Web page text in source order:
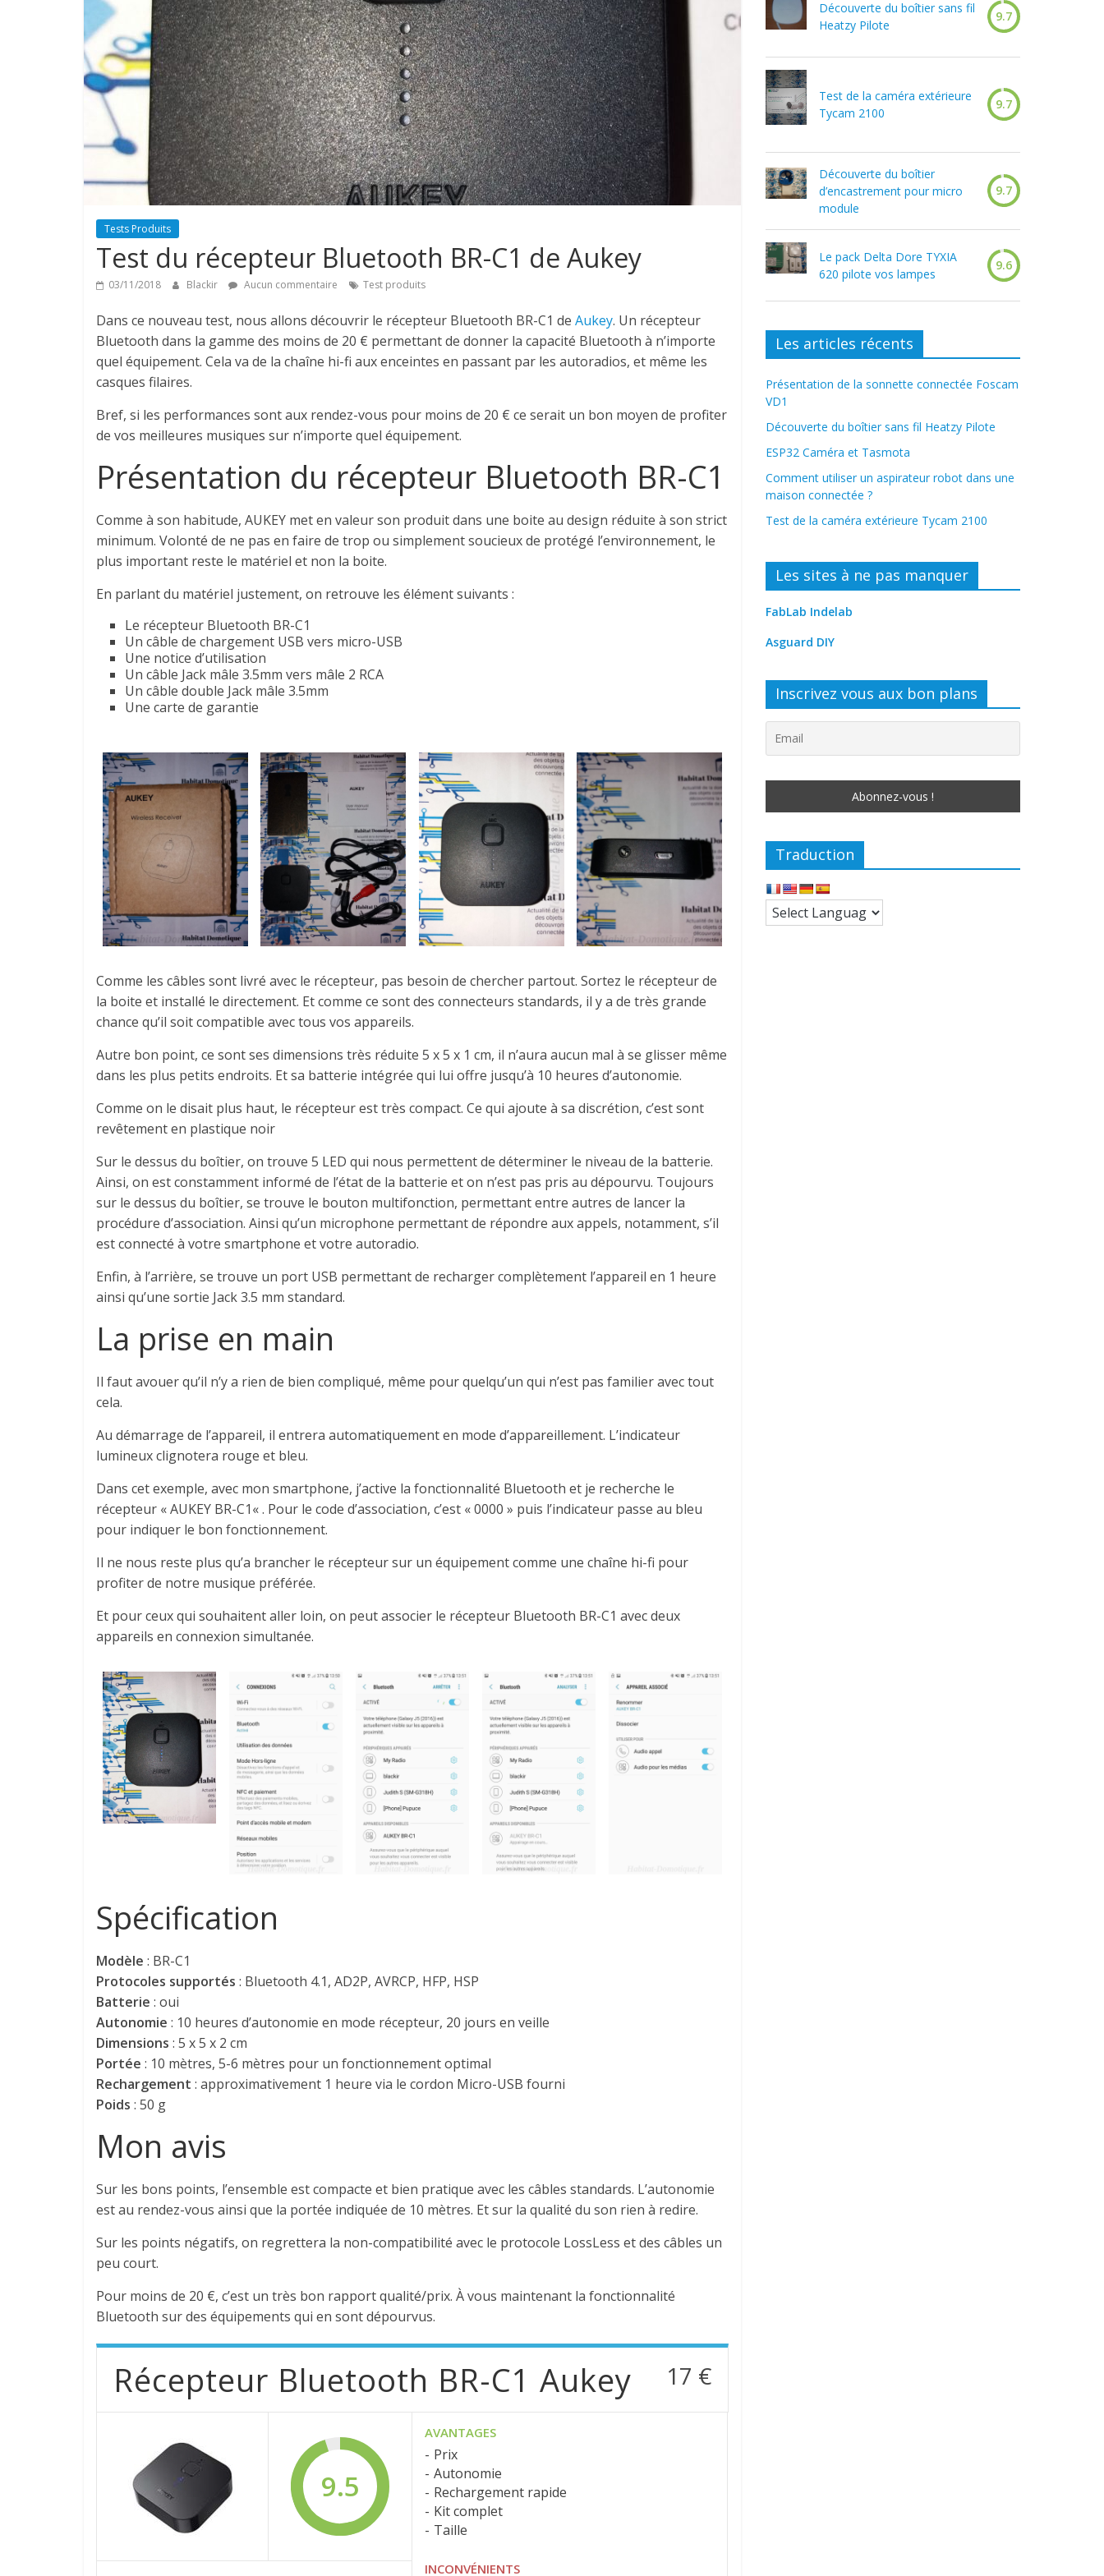
Tests Produits
Test du récepteur Bluetooth BR-C1 de Aukey
03/11/2018 Blackir Aucun commentaire Test produits
Dans ce nouveau test, nous allons découvrir le récepteur Bluetooth BR-C1 de Aukey. Un récepteur
Bluetooth dans la gamme des moins de 20 € permettant de donner la capacité Bluetooth à n’importe
quel équipement. Cela va de la chaîne hi-fi aux enceintes en passant par les autoradios, et même les
casques filaires.
Bref, si les performances sont aux rendez-vous pour moins de 20 € ce serait un bon moyen de profiter
de vos meilleures musiques sur n’importe quel équipement.
Présentation du récepteur Bluetooth BR-C1
Comme à son habitude, AUKEY met en valeur son produit dans une boite au design réduite à son strict
minimum. Volonté de ne pas en faire de trop ou simplement soucieux de protégé l’environnement, le
plus important reste le matériel et non la boite.
En parlant du matériel justement, on retrouve les élément suivants :
Le récepteur Bluetooth BR-C1
Un câble de chargement USB vers micro-USB
Une notice d’utilisation
Un câble Jack mâle 3.5mm vers mâle 2 RCA
Un câble double Jack mâle 3.5mm
Une carte de garantie
Comme les câbles sont livré avec le récepteur, pas besoin de chercher partout. Sortez le récepteur de
la boite et installé le directement. Et comme ce sontdes connecteurs standards, il y a de très grande
chance qu’il soit compatible avec tous vos appareils.
Autre bon point, ce sont ses dimensions très réduite 5 x 5 x 1 cm, il n’aura aucun mal à se glisser même
dans les plus petits endroits. Et sa batterie intégrée qui lui offre jusqu’à 10 heures d’autonomie.
Comme on le disait plus haut, le récepteur est très compact. Ce qui ajoute à sa discrétion, c’est sont
revêtementen plastique noir
Sur le dessus du boîtier, on trouve 5 LED qui nous permettent de déterminer le niveau de la batterie.
Ainsi, on est constamment informé de l’état de la batterie et on n’est pas pris au dépourvu. Toujours
sur le dessus du boîtier, se trouve le bouton multifonction, permettant entre autres de lancer la
procédure d’association. Ainsi qu’un microphone permettant de répondre aux appels, notamment, s’il
est connecté à votre smartphone et votre autoradio.
Enfin, à l’arrière, se trouve un port USB permettant de recharger complètement l’appareil en 1 heure
ainsi qu’une sortie Jack 3.5 mm standard.
La prise en main
Il faut avouer qu’il n’y a rien de bien compliqué, même pour quelqu’un qui n’est pas familieravec tout
cela.
Au démarrage de l’appareil, il entrera automatiquement en mode d’appareillement. L’indicateur
lumineux clignotera rouge et bleu.
Dans cet exemple, avec mon smartphone, j’active la fonctionnalité Bluetooth et je recherche le
récepteur «AUKEY BR-C1« . Pour le code d’association, c’est « 0000 » puis l’indicateur passe au bleu
pour indiquer le bon fonctionnement.
Il ne nous reste plus qu’a brancher le récepteur sur un équipement comme une chaîne hi-fi pour
profiter de notre musique préférée.
Et pour ceux qui souhaitent aller loin, on peut associer le récepteur Bluetooth BR-C1 avec deux
appareils en connexion simultanée.
Spécification
Modèle : BR-C1
Protocoles supportés : Bluetooth 4.1, AD2P, AVRCP, HFP, HSP
Batterie : oui
Autonomie : 10 heures d’autonomie en mode récepteur, 20 jours en veille
Dimensions : 5 x 5 x 2 cm
Portée : 10 mètres, 5-6 mètres pour un fonctionnement optimal
Rechargement : approximativement 1 heure via le cordon Micro-USB fourni
Poids : 50 g
Mon avis
Sur les bons points, l’ensemble est compacte et bien pratique avec les câbles standards. L’autonomie
est au rendez-vous ainsi que la portée indiquée de 10 mètres. Et sur la qualité du son rien à redire.
Sur les points négatifs, on regrettera la non-compatibilité avec le protocole LossLess et des câbles un
peu court.
Pour moins de 20 €, c’est un très bon rapport qualité/prix. À vous maintenant la fonctionnalité
Bluetooth sur des équipements qui en sont dépourvus.
Récepteur Bluetooth BR-C1 Aukey 17 €
9.5
AVANTAGES
Prix
Autonomie
Rechargement rapide
Kit complet
Taille
INCONVÉNIENTS
Découverte du boîtier sans fil
Heatzy Pilote
9.7
Test de la caméra extérieure
Tycam 2100
9.7
Découverte du boîtier
d’encastrement pour micro
module
9.7
Le pack Delta Dore TYXIA
620 pilote vos lampes
9.6
Les articles récents
Présentation de la sonnette connectée Foscam
VD1
Découverte du boîtier sans fil Heatzy Pilote
ESP32 Caméra et Tasmota
Comment utiliser un aspirateur robot dans une
maison connectée ?
Test de la caméra extérieure Tycam 2100
Les sites à ne pas manquer
FabLab Indelab
Asguard DIY
Inscrivez vous aux bon plans
Traduction